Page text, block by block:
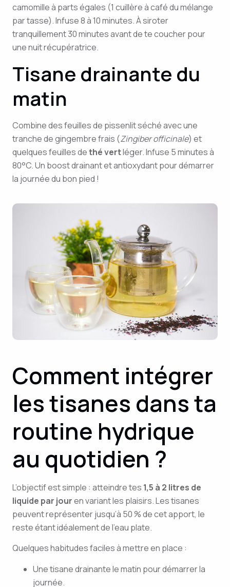
camomille à parts égales (1 cuillère à café du mélange
par tasse). Infuse 8 à 10 minutes. À siroter
tranquillement 30 minutes avant de te coucher pour
une nuit récupératrice.
Tisane drainante du
matin
Combine des feuilles de pissenlit séché avec une
tranche de gingembre frais (Zingiber officinale) et
quelques feuilles dethé vertléger. Infuse 5 minutes à
80°C. Un boost drainant et antioxydant pour démarrer
la journée du bon pied !
Comment intégrer
les tisanes dans ta
routine hydrique
au quotidien ?
L’objectif est simple : atteindre tes 1,5 à 2 litres de
liquide par jouren variant les plaisirs. Les tisanes
peuvent représenter jusqu’à 50 % de cet apport, le
reste étant idéalement de l’eau plate.
Quelques habitudes faciles à mettre en place :
Une tisane drainante le matin pour démarrer la
journée.